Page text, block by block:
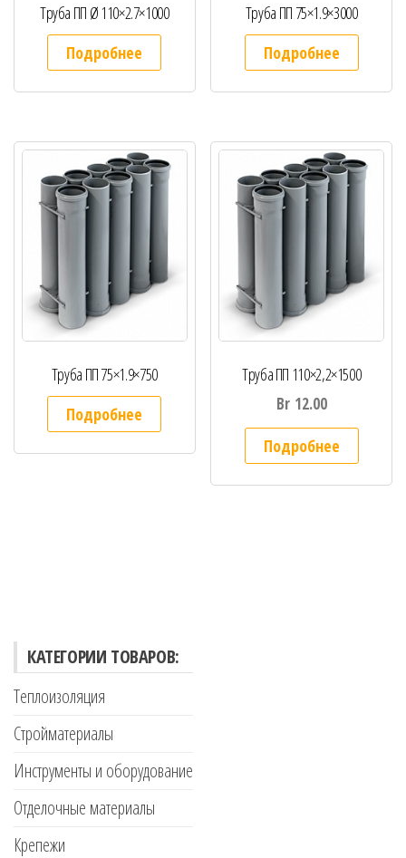
Труба ПП Ø 110×2.7×1000
Подробнее
Труба ПП 75×1.9×3000
Подробнее
Труба ПП 75×1.9×750
Подробнее
Труба ПП 110×2,2×1500
Br 12.00
Подробнее
КАТЕГОРИИ ТОВАРОВ:
Теплоизоляция
Стройматериалы
Инструменты и оборудование
Отделочные материалы
Крепежи